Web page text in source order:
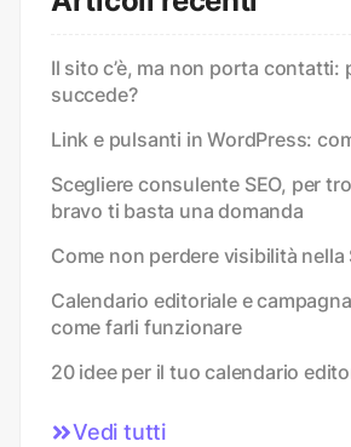
Il sito c’è, ma non porta contatti:
succede?
Link e pulsanti in WordPress:
Scegliere consulente SEO, per
bravo ti basta una domanda
Come non perdere visibilità nella
Calendario editoriale e
come farli funzionare
20 idee per il tuo calendario
Vedi tutti